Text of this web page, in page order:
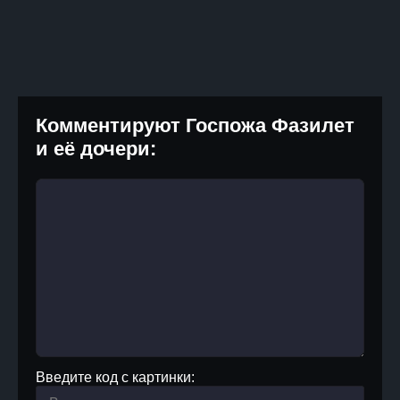
Комментируют Госпожа Фазилет
и её дочери:
Введите код с картинки: